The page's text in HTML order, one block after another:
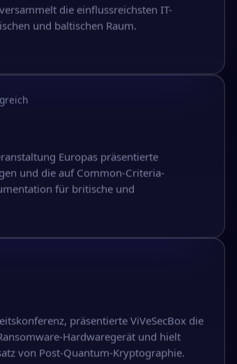
die einflussreichsten IT-
und baltischen Raum.
Europas präsentierte
und die auf Common-Criteria-
für britische und
präsentierte ViVeSecBox die
Hardwaregerät und hielt
von Post-Quantum-Kryptographie.